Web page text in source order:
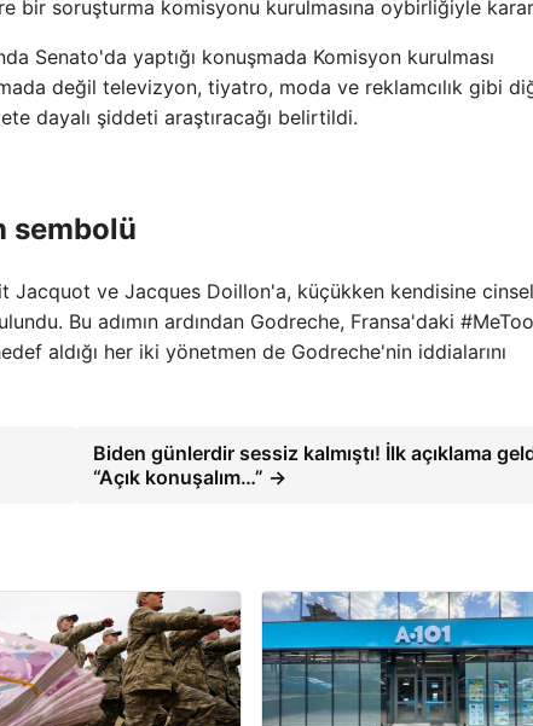
bir soruşturma komisyonu kurulmasına oybirliğiyle
Senato'da yaptığı konuşmada Komisyon kurulması
değil televizyon, tiyatro, moda ve reklamcılık gibi
dayalı şiddeti araştıracağı belirtildi.
sembolü
Jacquot ve Jacques Doillon'a, küçükken kendisine cinsel
Bu adımın ardından Godreche, Fransa'daki #MeToo
aldığı her iki yönetmen de Godreche'nin iddialarını
Biden günlerdir sessiz kalmıştı! İlk açıklama
“Açık konuşalım…” →